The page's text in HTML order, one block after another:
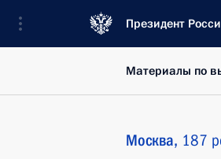
Президент
Материалы по
Москва, 187